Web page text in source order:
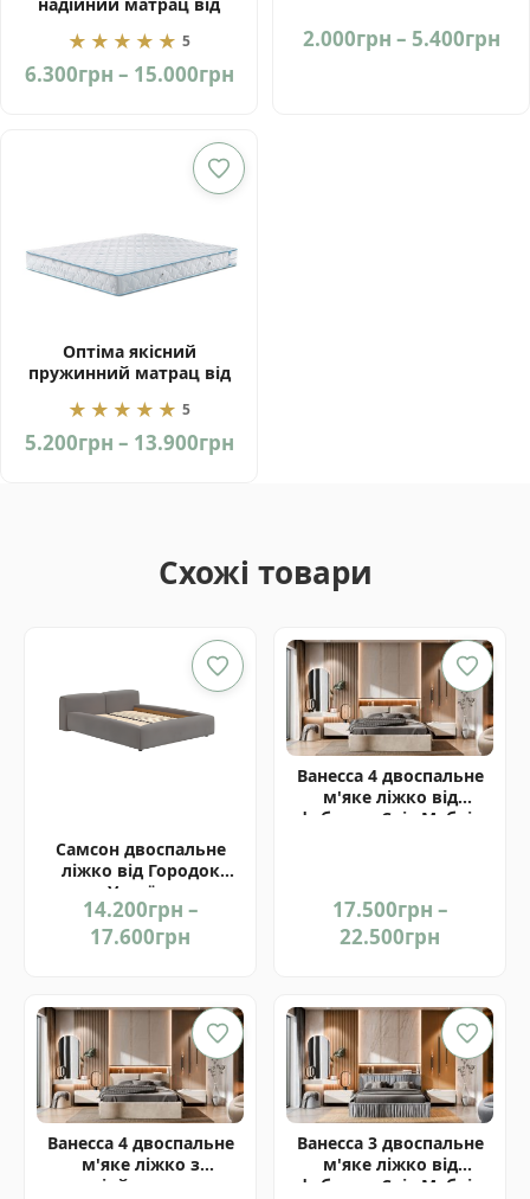
★★★★★ 5
6.300грн – 15.000грнPrice
through
15.000грн
2.000грн – 5.400грн
Оптіма якісний
пружинний матрац від
★★★★★ 5
5.200грн – 13.900грнPrice
Схожі товари
Самсон двоспальне
ліжко від Городок
Україна
14.200грн –
17.600грн
through
17.600грн
Ванесса 4 двоспальне
м'яке ліжко від
фабрики Світ Меблів
17.500грн –
22.500грн
through
Ванесса 4 двоспальне
м'яке ліжко з
підйомним
Ванесса 3 двоспальне
м'яке ліжко від
фабрики Світ Меблів